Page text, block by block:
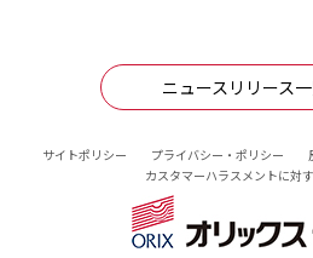
ニュースリリース
サイトポリシー プライバシー・ポリシー
カスタマーハラスメントに対